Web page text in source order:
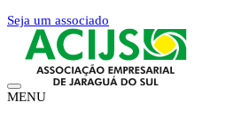
Seja um associado
MENU